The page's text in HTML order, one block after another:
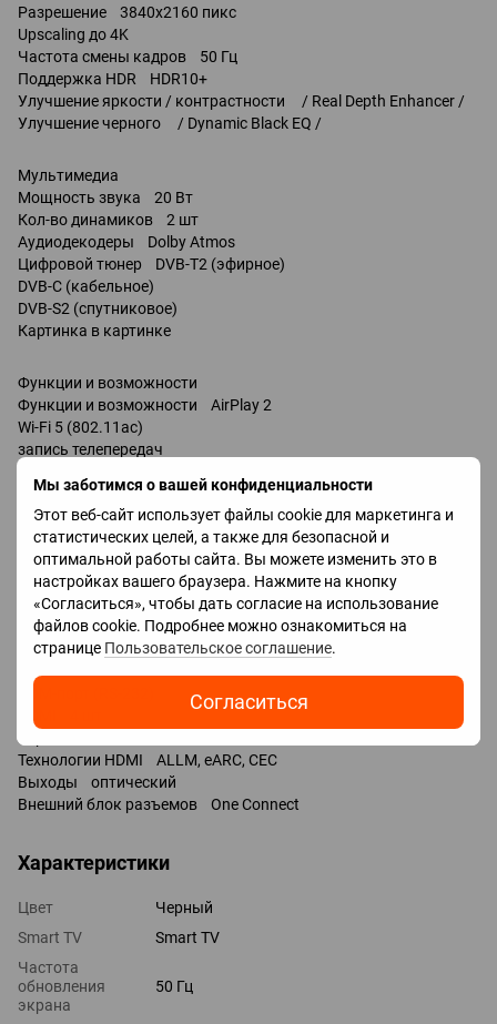
Мы заботимся о вашей конфиденциальности
Этот веб-сайт использует файлы cookie для маркетинга и
статистических целей, а также для безопасной и
оптимальной работы сайта. Вы можете изменить это в
настройках вашего браузера. Нажмите на кнопку
«Согласиться», чтобы дать согласие на использование
файлов cookie. Подробнее можно ознакомиться на
странице Пользовательское соглашение.
Согласиться
Разрешение 3840x2160 пикс
Upscaling до 4K
Частота смены кадров 50 Гц
Поддержка HDR HDR10+
Улучшение яркости / контрастности / Real Depth Enhancer /
Улучшение черного / Dynamic Black EQ /
Мультимедиа
Мощность звука 20 Вт
Кол-во динамиков 2 шт
Аудиодекодеры Dolby Atmos
Цифровой тюнер DVB-T2 (эфирное)
DVB-C (кабельное)
DVB-S2 (спутниковое)
Картинка в картинке
Функции и возможности
Функции и возможности AirPlay 2
Wi-Fi 5 (802.11ac)
запись телепередач
Bluetooth v 5.2
поддержка DLNA
управление голосом
Amazon Alexa
Google Assistant / совместимость /
Bixby
Разъемы
Входы USB 2 шт / 2x USB-A /
Версия HDMI v 2.0
Технологии HDMI ALLM, eARC, CEC
Выходы оптический
Внешний блок разъемов One Connect
Характеристики
Цвет
Черный
Smart TV
Smart TV
Частота
обновления
экрана
50 Гц